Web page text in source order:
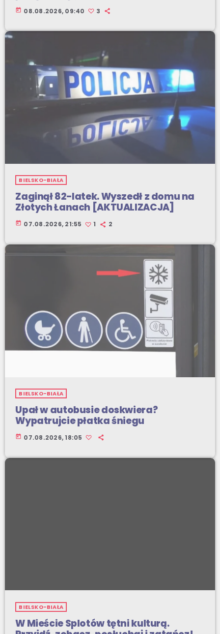
today 08.08.2026, 09:40 3
BIELSKO-BIAŁA
Zaginął 82-latek. Wyszedł z domu na
Złotych Łanach [AKTUALIZACJA]
today 07.08.2026, 21:55 1 2
BIELSKO-BIAŁA
Upał w autobusie doskwiera?
Wypatrujcie płatka śniegu
today 07.08.2026, 18:05
BIELSKO-BIAŁA
W Mieście Splotów tętni kulturą.